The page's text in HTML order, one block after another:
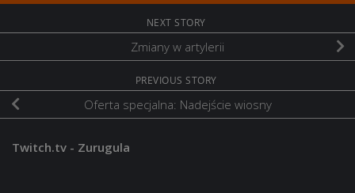
NEXT STORY
Zmiany w artylerii
PREVIOUS STORY
Oferta specjalna: Nadejście wiosny
Twitch.tv - Zurugula